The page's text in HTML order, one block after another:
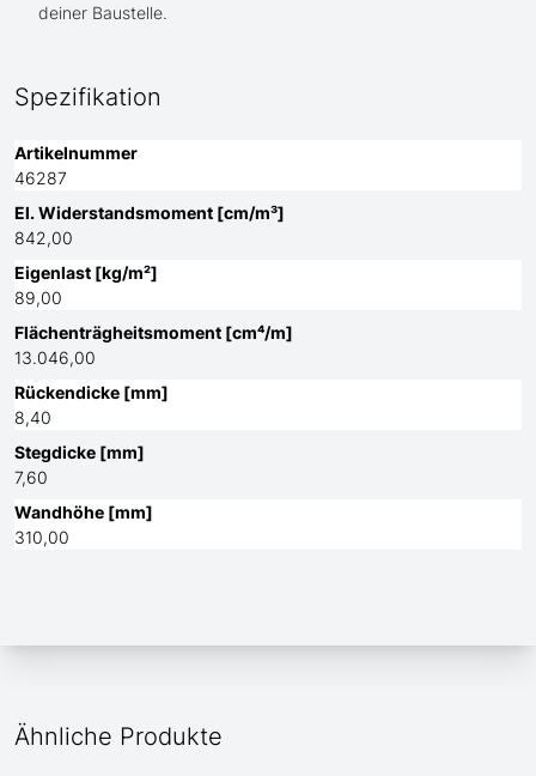
deiner Baustelle.
Spezifikation
Artikelnummer
46287
El. Widerstandsmoment [cm/m³]
842,00
Eigenlast [kg/m²]
89,00
Flächenträgheitsmoment [cm⁴/m]
13.046,00
Rückendicke [mm]
8,40
Stegdicke [mm]
7,60
Wandhöhe [mm]
310,00
Ähnliche Produkte